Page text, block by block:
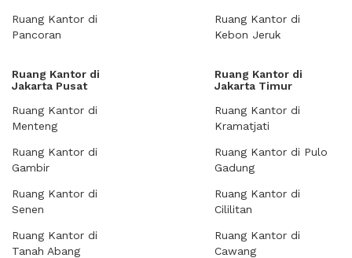
Ruang Kantor di
Pancoran
Ruang Kantor di
Kebon Jeruk
Ruang Kantor di
Jakarta Pusat
Ruang Kantor di
Menteng
Ruang Kantor di
Gambir
Ruang Kantor di
Senen
Ruang Kantor di
Tanah Abang
Ruang Kantor di
Jakarta Timur
Ruang Kantor di
Kramatjati
Ruang Kantor di Pulo
Gadung
Ruang Kantor di
Cililitan
Ruang Kantor di
Cawang